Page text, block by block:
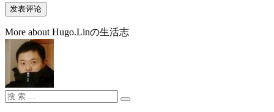
More about Hugo.Linの生活志
搜
搜